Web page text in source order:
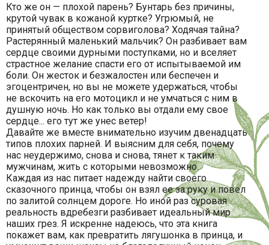
Кто же он — плохой парень? Бунтарь без причины,
крутой чувак в кожаной куртке? Угрюмый, не
принятый обществом сорвиголова? Ходячая тайна?
Растерянный маленький мальчик? Он разбивает вам
сердце своими дурными поступками, но и вселяет
страстное желание спасти его от испытываемой им
боли. Он жесток и безжалостен или беспечен и
эгоцентричен, но вы не можете удержаться, чтобы
не вскочить на его мотоцикл и не умчаться с ним в
душную ночь. Но как только вы отдали ему свое
сердце... его тут же унес ветер!
Давайте же вместе внимательно изучим двенадцать
типов плохих парней. И выясним для себя, почему
нас неудержимо, снова и снова, тянет к таким
мужчинам, жить с которыми невозможно.
Каждая из нас питает надежду найти своего
сказочного принца, чтобы он взял ее за руку и повел
по залитой солнцем дороге. Но иной раз суровая
реальность вдребезги разбивает идеальный мир
наших грез. Я искренне надеюсь, что эта книга
покажет вам, как превратить лягушонка в принца, и